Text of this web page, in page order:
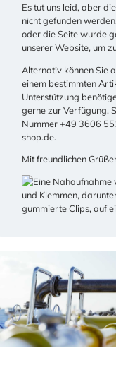
Es tut uns leid, aber
nicht gefunden
oder die Seite wurde
unserer Website, um
Alternativ können Sie
einem bestimmten
Unterstützung
gerne zur Verfügung.
Nummer +49 3606
shop.de.
Mit freundlichen